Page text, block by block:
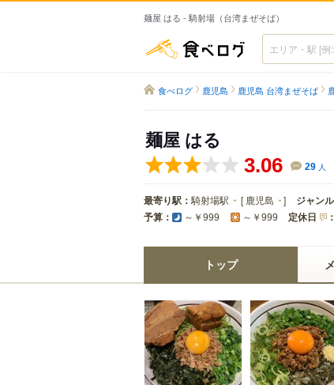
麺屋 はる - 騎射場（台湾まぜそば）
食べログ
食べログ 鹿児島 鹿児島 台湾まぜそば
麺屋 はる
3.06 29 人
最寄り駅：騎射場駅 [ 鹿児島 ] ジャンル
予算： ～￥999 ～￥999 定休日 ：
トップ